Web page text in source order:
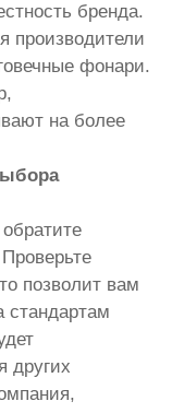
бренда.
производители
фонари.
на более
позволит вам
стандартам
других